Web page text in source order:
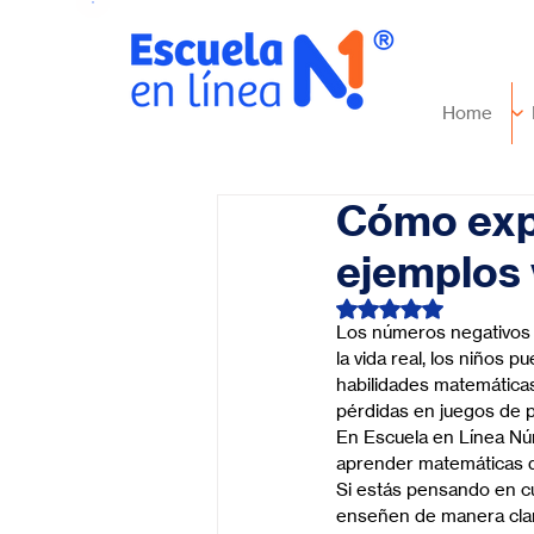
Home
Cómo
ejemplos
Obtuvo NaN de 5
Los números
la vida real, los niños
habilidades
pérdidas en juegos de
En Escuela en Línea
aprender matemáticas
Si estás pensando en
enseñen de manera